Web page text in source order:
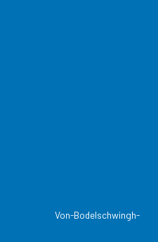
Von-Bodelschwingh-